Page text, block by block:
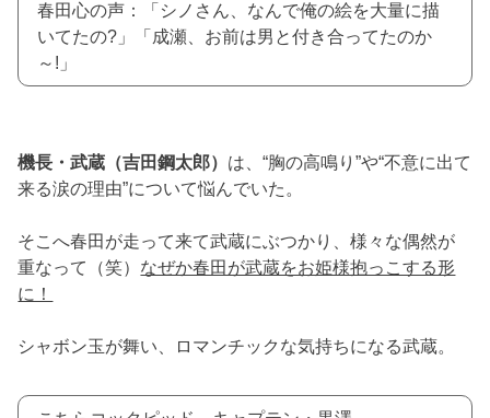
春田心の声：「シノさん、なんで俺の絵を大量に描
いてたの?」「成瀬、お前は男と付き合ってたのか
～!」
機長・武蔵（吉田鋼太郎） は、“胸の高鳴り”や“不意に出て
来る涙の理由”について悩んでいた。
そこへ春田が走って来て武蔵にぶつかり、様々な偶然が
重なって（笑） なぜか春田が武蔵をお姫様抱っこする形
に！
シャボン玉が舞い、ロマンチックな気持ちになる武蔵。